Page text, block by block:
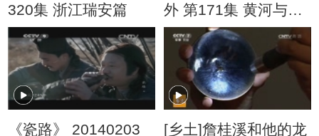
320集 浙江瑞安篇
外 第171集 黄河与沙
漠的交响 20160620
《瓷路》 20140203
[乡土]詹桂溪和他的龙